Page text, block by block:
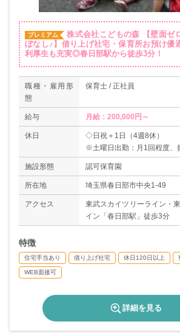
プレミアム 株式会社こどもの森 【壁面ゼ
ぼなし♪】借り上げ社宅・保育所お預け優
利厚生も充実◎春日部駅から徒歩3分！
職種・雇用形
態
保育士 / 正社員
給与 月給：200,000円～
休日
◇日祝＋1日（4週8休）
※土曜日出勤：月1回程度、
◇有給休暇
◇慶弔休暇
◇特別休暇
◇産休・育休制度
◇夏期休暇
◇年末年始（12/30～1/3）
施設形態 認可保育園
所在地 埼玉県春日部市中央1-49
アクセス
東武スカイツリーライン・
イン「春日部駅」徒歩3分
特徴
住宅手当あり 借り上げ社宅 休日120日以上
WEB面接可
詳細を見る